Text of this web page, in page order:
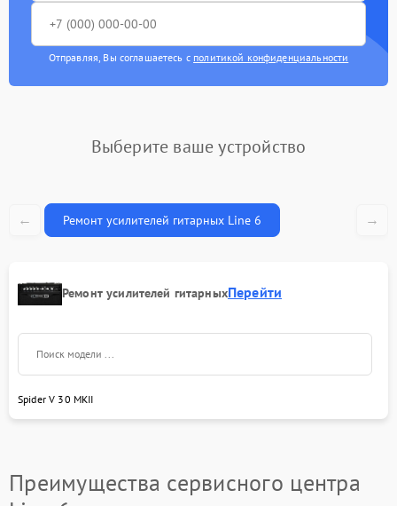
Отправляя, Вы соглашаетесь с политикой конфиденциальности
Выберите ваше устройство
← Ремонт усилителей гитарных Line 6 →
Ремонт усилителей гитарныхПерейти
Spider V 30 MKII
Преимущества сервисного центра